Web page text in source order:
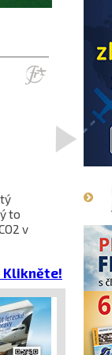
to
v
L-610
projekt
>
Klikněte!